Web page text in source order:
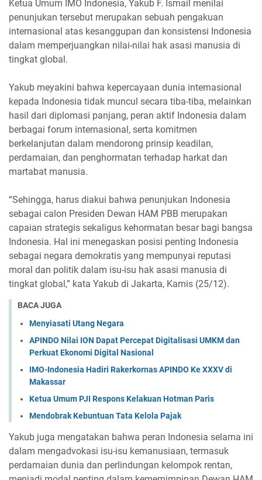
Ketua Umum IMO Indonesia, Yakub F. Ismail menilai
penunjukan tersebut merupakan sebuah pengakuan
internasional atas kesanggupan dan konsistensi Indonesia
dalam memperjuangkan nilai-nilai hak asasi manusia di
tingkat global.
Yakub meyakini bahwa kepercayaan dunia internasional
kepada Indonesia tidak muncul secara tiba-tiba, melainkan
hasil dari diplomasi panjang, peran aktif Indonesia dalam
berbagai forum internasional, serta komitmen
berkelanjutan dalam mendorong prinsip keadilan,
perdamaian, dan penghormatan terhadap harkat dan
martabat manusia.
“Sehingga, harus diakui bahwa penunjukan Indonesia
sebagai calon Presiden Dewan HAM PBB merupakan
capaian strategis sekaligus kehormatan besar bagi bangsa
Indonesia. Hal ini menegaskan posisi penting Indonesia
sebagai negara demokratis yang mempunyai reputasi
moral dan politik dalam isu-isu hak asasi manusia di
tingkat global,” kata Yakub di Jakarta, Kamis (25/12).
BACA JUGA
Menyiasati Utang Negara
APINDO Nilai ION Dapat Percepat Digitalisasi UMKM dan
Perkuat Ekonomi Digital Nasional
IMO-Indonesia Hadiri Rakerkornas APINDO Ke XXXV di
Makassar
Ketua Umum PJI Respons Kelakuan Hotman Paris
Mendobrak Kebuntuan Tata Kelola Pajak
Yakub juga mengatakan bahwa peran Indonesia selama ini
dalam mengadvokasi isu-isu kemanusiaan, termasuk
perdamaian dunia dan perlindungan kelompok rentan,